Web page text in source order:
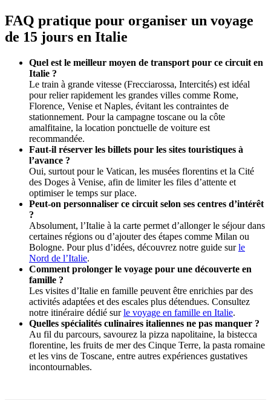
FAQ pratique pour organiser un voyage
de 15 jours en Italie
Quel est le meilleur moyen de transport pour ce circuit en
Italie ?
Le train à grande vitesse (Frecciarossa, Intercités) est idéal
pour relier rapidement les grandes villes comme Rome,
Florence, Venise et Naples, évitant les contraintes de
stationnement. Pour la campagne toscane ou la côte
amalfitaine, la location ponctuelle de voiture est
recommandée.
Faut-il réserver les billets pour les sites touristiques à
l’avance ?
Oui, surtout pour le Vatican, les musées florentins et la Cité
des Doges à Venise, afin de limiter les files d’attente et
optimiser le temps sur place.
Peut-on personnaliser ce circuit selon ses centres d’intérêt
?
Absolument, l’Italie à la carte permet d’allonger le séjour dans
certaines régions ou d’ajouter des étapes comme Milan ou
Bologne. Pour plus d’idées, découvrez notre guide surle
Nord de l’Italie.
Comment prolonger le voyage pour une découverte en
famille ?
Les visites d’Italie en famille peuvent être enrichies par des
activités adaptées et des escales plus détendues. Consultez
notre itinéraire dédié surle voyage en famille en Italie.
Quelles spécialités culinaires italiennes ne pas manquer ?
Au fil du parcours, savourez la pizza napolitaine, la bistecca
florentine, les fruits de mer des Cinque Terre, la pasta romaine
et les vins de Toscane, entre autres expériences gustatives
incontournables.